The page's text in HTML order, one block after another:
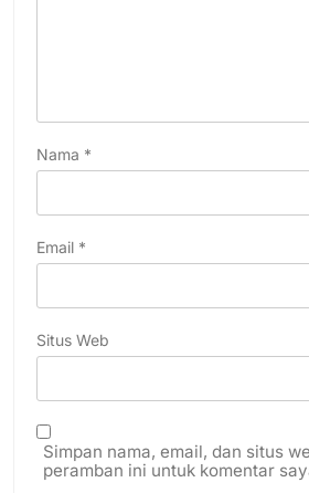
Nama *
Email *
Situs Web
Simpan nama, email, dan situs
peramban ini untuk komentar